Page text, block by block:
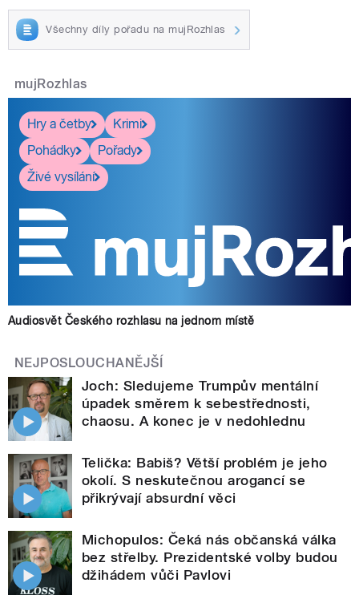
Všechny díly pořadu na mujRozhlas
mujRozhlas
Hry a četby
Krimi
Pohádky
Pořady
Živé vysílání
Audiosvět Českého rozhlasu na jednom místě
NEJPOSLOUCHANĚJŠÍ
Joch: Sledujeme Trumpův mentální
úpadek směrem k sebestřednosti,
chaosu. A konec je v nedohlednu
Telička: Babiš? Větší problém je jeho
okolí. S neskutečnou arogancí se
přikrývají absurdní věci
Michopulos: Čeká nás občanská válka
bez střelby. Prezidentské volby budou
džihádem vůči Pavlovi